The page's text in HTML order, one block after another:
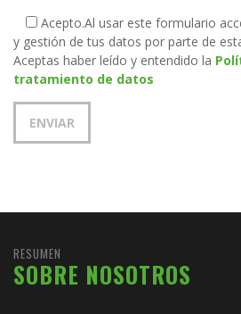
Acepto.Al usar este formulario
y gestión de tus datos por parte de
Aceptas haber leído y entendido la
tratamiento de datos
RESUMEN
SOBRE NOSOTROS